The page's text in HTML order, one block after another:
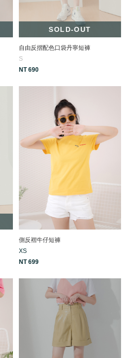
SOLD-OUT
自由反摺配色口袋丹寧短褲
S
NT 690
側反褶牛仔短褲
XS
NT 699